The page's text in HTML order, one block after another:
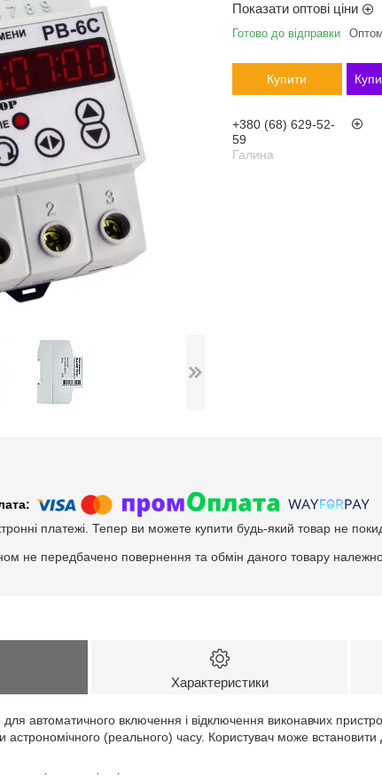
Показати оптові ціни
Готово до відправки Оптом
Купити
+380 (68) 629-52-
59
Галина
платежі. Тепер ви можете купити будь-який товар не
не передбачено повернення та обмін даного товару
Характеристики
автоматичного включення і відключення виконавчих
астрономічного (реального) часу. Користувач може